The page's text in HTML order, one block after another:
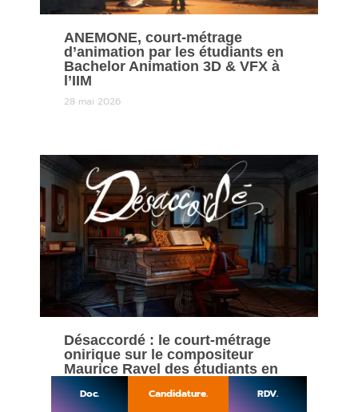
Doc. Candidature. RDV.
ANEMONE, court-métrage
d’animation par les étudiants en
Bachelor Animation 3D & VFX à
l’IIM
28 mai 2026
Désaccordé : le court-métrage
onirique sur le compositeur
Maurice Ravel des étudiants en
Animation 3D & VFX de l’IIM
22 mai 2026